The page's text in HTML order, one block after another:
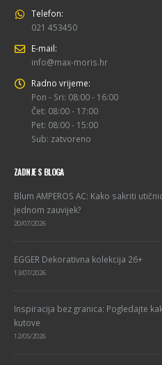
Telefon:
021 453450
E-mail:
info@max-moris.hr
Radno vrijeme:
Pon - Sri: 08:00 - 16:00
Čet: 08:00 - 17:00
Pet: 08:00 - 15:00
Sub: zatvoreno
ZADNJE S BLOGA
Blum AMPEROS AC: Kako sakriti
jednom zauvijek?
20/07/2026
EGGER Dekorativna kolekcija 26+
13/07/2026
Inspiracija bez granica: Pogledajte
kutove
12/05/2026